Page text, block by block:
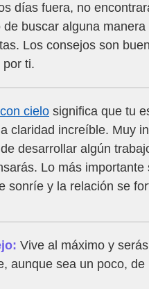
días fuera, no
de buscar alguna
Los consejos son
por ti.
cielo significa que tu
claridad increíble. Muy
desarrollar algún
Lo más
sonríe y la relación se
Vive al máximo y
aunque sea un poco,